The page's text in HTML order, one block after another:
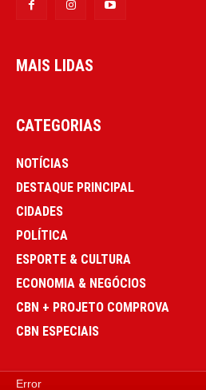
Error
MAIS LIDAS
CATEGORIAS
NOTÍCIAS
DESTAQUE PRINCIPAL
CIDADES
POLÍTICA
ESPORTE & CULTURA
ECONOMIA & NEGÓCIOS
CBN + PROJETO COMPROVA
CBN ESPECIAIS